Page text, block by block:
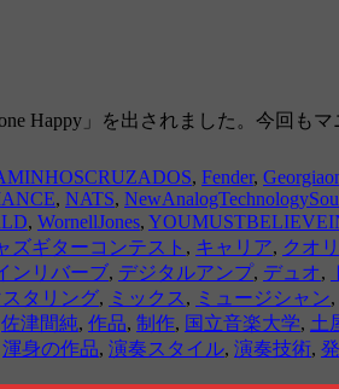
Happy」を出されました。今回
, Fender,
, NATS,
, WornellJones,
ズギターコンテスト , キャリア, クオ
ンリバーブ, デジタルアンプ, デュオ,
スタリング, ミックス , ミュージシャン,
佐津間純, 作品, 制作, 国立音楽大学, 土
渾身の作品, 演奏スタイル, 演奏技術,